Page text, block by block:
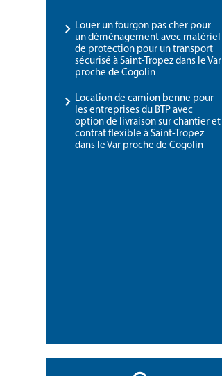
Louer un fourgon pas cher pour
un déménagement avec matériel
de protection pour un transport
sécurisé à Saint-Tropez dans le Var
proche de Cogolin
Location de camion benne pour
les entreprises du BTP avec
option de livraison sur chantier et
contrat flexible à Saint-Tropez
dans le Var proche de Cogolin